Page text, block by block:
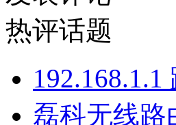
热评话题
磊科无线路